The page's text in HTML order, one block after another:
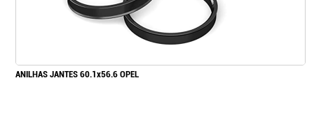
ANILHAS JANTES 60.1x56.6 OPEL